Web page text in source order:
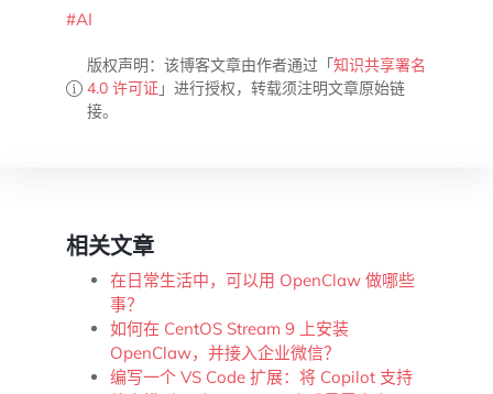
#AI
版权声明：该博客文章由作者通过「知识共享署名
4.0 许可证 」进行授权，转载须注明文章原始链
接。
相关文章
在日常生活中，可以用 OpenClaw 做哪些
事？
如何在 CentOS Stream 9 上安装
OpenClaw，并接入企业微信？
编写一个 VS Code 扩展：将 Copilot 支持